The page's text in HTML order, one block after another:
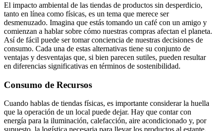
El impacto ambiental de las tiendas de productos sin desperdicio,
tanto en línea como físicas, es un tema que merece ser
desmenuzado. Imagina que estás tomando un café con un amigo y
comienzan a hablar sobre cómo nuestras compras afectan el planeta.
Así de fácil puede ser tomar conciencia de nuestras decisiones de
consumo. Cada una de estas alternativas tiene su conjunto de
ventajas y desventajas que, si bien parecen sutiles, pueden resultar
en diferencias significativas en términos de sostenibilidad.
Consumo de Recursos
Cuando hablas de tiendas físicas, es importante considerar la huella
que la operación de un local puede dejar. Hay que contar con
energía para la iluminación, calefacción, aire acondicionado y, por